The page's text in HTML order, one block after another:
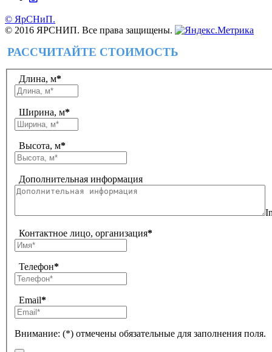
© ЯрСНиП.
© 2016 ЯРСНИП. Все права защищены.
РАССЧИТАЙТЕ СТОИМОСТЬ
Длина, м*
Ширина, м*
Высота, м*
Дополнительная информация
Контактное лицо, организация*
Телефон*
Email*
Внимание: (*) отмечены обязательные для заполнения поля.